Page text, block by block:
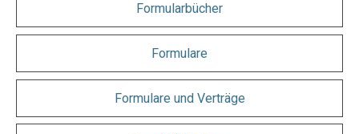
Formularbücher
Formulare
Formulare und Verträge